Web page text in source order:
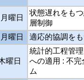
曜日
状態遅れをも
層制御
曜日
適応的協調を
曜日
統計的工程管
への適用 : 不
ム